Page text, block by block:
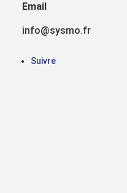
46 82 10
sommes disponibles du lundi au
9h-12h | 14h-18h.
Email
info@sysmo.fr
Suivre